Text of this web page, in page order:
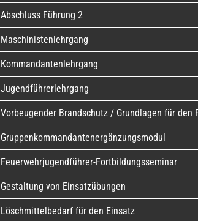
Abschluss Führung 2
Maschinistenlehrgang
Kommandantenlehrgang
Jugendführerlehrgang
Vorbeugender Brandschutz / Grundlagen für den
Gruppenkommandantenergänzungsmodul
Feuerwehrjugendführer-Fortbildungsseminar
Gestaltung von Einsatzübungen
Löschmittelbedarf für den Einsatz